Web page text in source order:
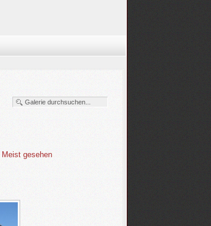
Meist gesehen